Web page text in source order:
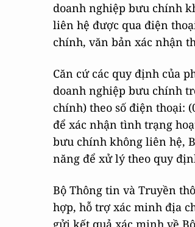
doanh nghiệp bưu chính
liên hệ được qua điện
chính, văn bản xác nhận
Căn cứ các quy định của
doanh nghiệp bưu chính
chính) theo số điện thoại:
để xác nhận tình trạng
bưu chính không liên hệ,
năng để xử lý theo quy
Bộ Thông tin và Truyền
hợp, hỗ trợ xác minh địa
gửi kết quả xác minh về